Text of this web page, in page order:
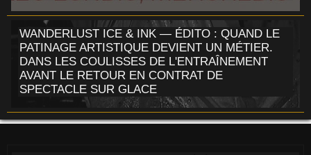
WANDERLUST ICE & INK — ÉDITO : QUAND LE
PATINAGE ARTISTIQUE DEVIENT UN MÉTIER.
DANS LES COULISSES DE L'ENTRAÎNEMENT
AVANT LE RETOUR EN CONTRAT DE
SPECTACLE SUR GLACE